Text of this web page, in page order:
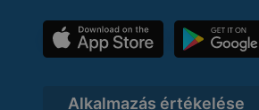
Alkalmazás értékelése